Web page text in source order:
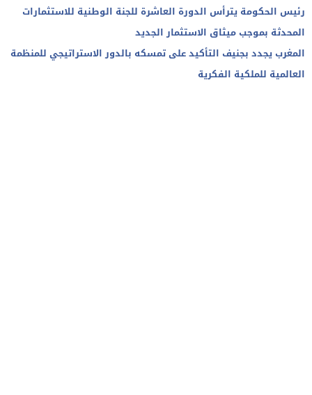
رئيس الحكومة يترأس الدورة العاشرة للجنة الوطنية للاستثمارات
المحدثة بموجب ميثاق الاستثمار الجديد
المغرب يجدد بجنيف التأكيد على تمسكه بالدور الاستراتيجي للمنظمة
العالمية للملكية الفكرية